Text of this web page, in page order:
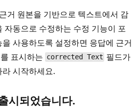
거 원본을 기반으로 텍스트에서 감
자동으로 수정하는 수정 기능이 포
사용하도록 설정하면 응답에 근거
표시하는 corrected Text 필드가
라 시작하세요.
시되었습니다.